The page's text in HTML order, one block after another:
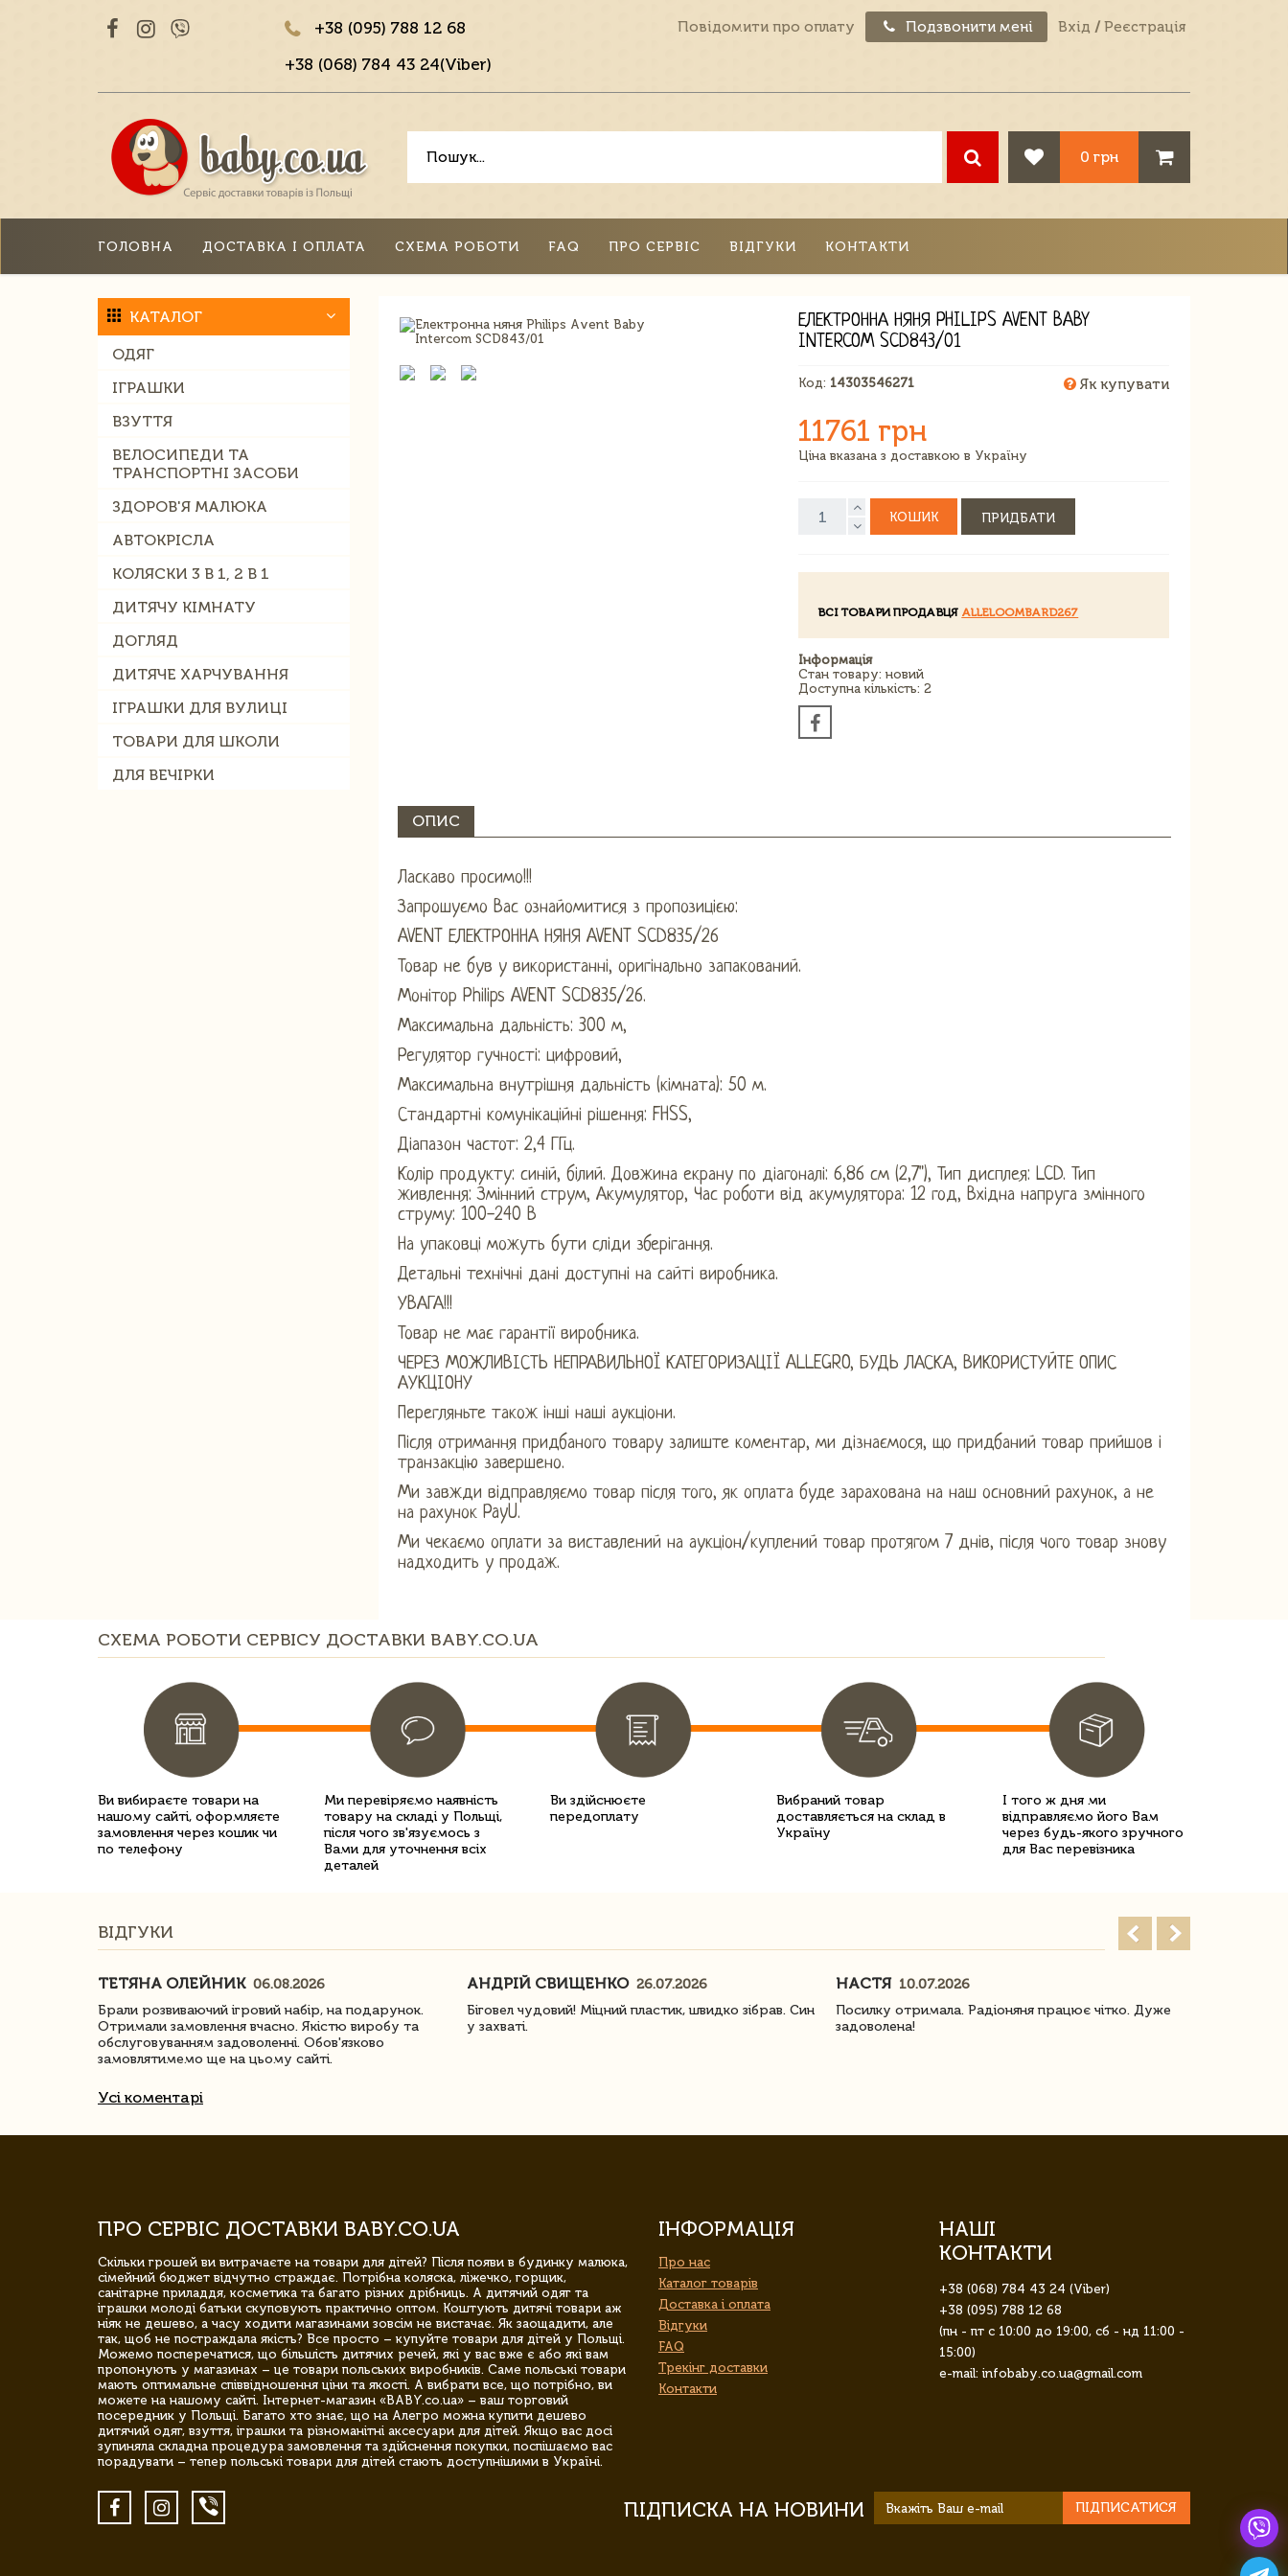
+38 (095) 788 12 68
+38 (068) 784 43 24(Viber)
Повідомити про оплату Подзвонити мені Вхід / Реєстрація
0 грн
ГОЛОВНА ДОСТАВКА І ОПЛАТА СХЕМА РОБОТИ FAQ ПРО СЕРВІС ВІДГУКИ КОНТАКТИ
КАТАЛОГ
ОДЯГ
ІГРАШКИ
ВЗУТТЯ
ВЕЛОСИПЕДИ ТА
ТРАНСПОРТНІ ЗАСОБИ
ЗДОРОВ'Я МАЛЮКА
АВТОКРІСЛА
КОЛЯСКИ 3 В 1, 2 В 1
ДИТЯЧУ КІМНАТУ
ДОГЛЯД
ДИТЯЧЕ ХАРЧУВАННЯ
ІГРАШКИ ДЛЯ ВУЛИЦІ
ТОВАРИ ДЛЯ ШКОЛИ
ДЛЯ ВЕЧІРКИ
ЕЛЕКТРОННА НЯНЯ PHILIPS AVENT BABY
INTERCOM SCD843/01
Код: 14303546271 Як купувати
11761 грн
Ціна вказана з доставкою в Україну
КОШИК ПРИДБАТИ
ВСІ ТОВАРИ ПРОДАВЦЯ ALLELOOMBARD267
Інформація
Стан товару: новий
Доступна кількість: 2
ОПИС
Ласкаво просимо!!!
Запрошуємо Вас ознайомитися з пропозицією:
AVENT ЕЛЕКТРОННА НЯНЯ AVENT SCD835/26
Товар не був у використанні, оригінально запакований.
Монітор Philips AVENT SCD835/26.
Максимальна дальність: 300 м,
Регулятор гучності: цифровий,
Максимальна внутрішня дальність (кімната): 50 м.
Стандартні комунікаційні рішення: FHSS,
Діапазон частот: 2,4 ГГц.
Колір продукту: синій, білий. Довжина екрану по діагоналі: 6,86 см (2,7"), Тип дисплея: LCD. Тип
живлення: Змінний струм, Акумулятор, Час роботи від акумулятора: 12 год, Вхідна напруга змінного
струму: 100-240 В
На упаковці можуть бути сліди зберігання.
Детальні технічні дані доступні на сайті виробника.
УВАГА!!!
Товар не має гарантії виробника.
ЧЕРЕЗ МОЖЛИВІСТЬ НЕПРАВИЛЬНОЇ КАТЕГОРИЗАЦІЇ ALLEGRO, БУДЬ ЛАСКА, ВИКОРИСТУЙТЕ ОПИС
АУКЦІОНУ
Перегляньте також інші наші аукціони.
Після отримання придбаного товару залиште коментар, ми дізнаємося, що придбаний товар прийшов і
транзакцію завершено.
Ми завжди відправляємо товар після того, як оплата буде зарахована на наш основний рахунок, а не
на рахунок PayU.
Ми чекаємо оплати за виставлений на аукціон/куплений товар протягом 7 днів, після чого товар знову
надходить у продаж.
СХЕМА РОБОТИ СЕРВІСУ ДОСТАВКИ BABY.CO.UA
Ви вибираєте товари на
нашому сайті, оформляєте
замовлення через кошик чи
по телефону
Ми перевіряємо наявність
товару на складі у Польщі,
після чого зв'язуємось з
Вами для уточнення всіх
деталей
Ви здійснюєте
передоплату
Вибраний товар
доставляється на склад в
Україну
І того ж дня ми
відправляємо його Вам
через будь-якого зручного
для Вас перевізника
ВІДГУКИ
ТЕТЯНА ОЛЕЙНИК 06.08.2026
Брали розвиваючий ігровий набір, на подарунок.
Отримали замовлення вчасно. Якістю виробу та
обслуговуванням задоволенні. Обов'язково
замовлятимемо ще на цьому сайті.
АНДРІЙ СВИЩЕНКО 26.07.2026
Біговел чудовий! Міцний пластик, швидко зібрав. Син
у захваті.
НАСТЯ 10.07.2026
Посилку отримала. Радіоняня працює чітко. Дуже
задоволена!
Усі коментарі
ПРО СЕРВІС ДОСТАВКИ BABY.CO.UA
Скільки грошей ви витрачаєте на товари для дітей? Після появи в будинку малюка,
сімейний бюджет відчутно страждає. Потрібна коляска, ліжечко, горщик,
санітарне приладдя, косметика та багато різних дрібниць. А дитячий одяг та
іграшки молоді батьки скуповують практично оптом. Коштують дитячі товари аж
ніяк не дешево, а часу ходити магазинами зовсім не вистачає. Як заощадити, але
так, щоб не постраждала якість? Все просто – купуйте товари для дітей у Польщі.
Можемо посперечатися, що більшість дитячих речей, які у вас вже є або які вам
пропонують у магазинах – це товари польських виробників. Саме польські товари
мають оптимальне співвідношення ціни та якості. А вибрати все, що потрібно, ви
можете на нашому сайті. Інтернет-магазин «BABY.co.ua» – ваш торговий
посередник у Польщі. Багато хто знає, що на Алегро можна купити дешево
дитячий одяг, взуття, іграшки та різноманітні аксесуари для дітей. Якщо вас досі
зупиняла складна процедура замовлення та здійснення покупки, поспішаємо вас
порадувати – тепер польські товари для дітей стають доступнішими в Україні.
ІНФОРМАЦІЯ
Про нас
Каталог товарів
Доставка і оплата
Відгуки
FAQ
Трекінг доставки
Контакти
НАШІ
КОНТАКТИ
+38 (068) 784 43 24 (Viber)
+38 (095) 788 12 68
(пн - пт с 10:00 до 19:00, сб - нд 11:00 -
15:00)
e-mail: infobaby.co.ua@gmail.com
ПІДПИСКА НА НОВИНИ ПІДПИСАТИСЯ